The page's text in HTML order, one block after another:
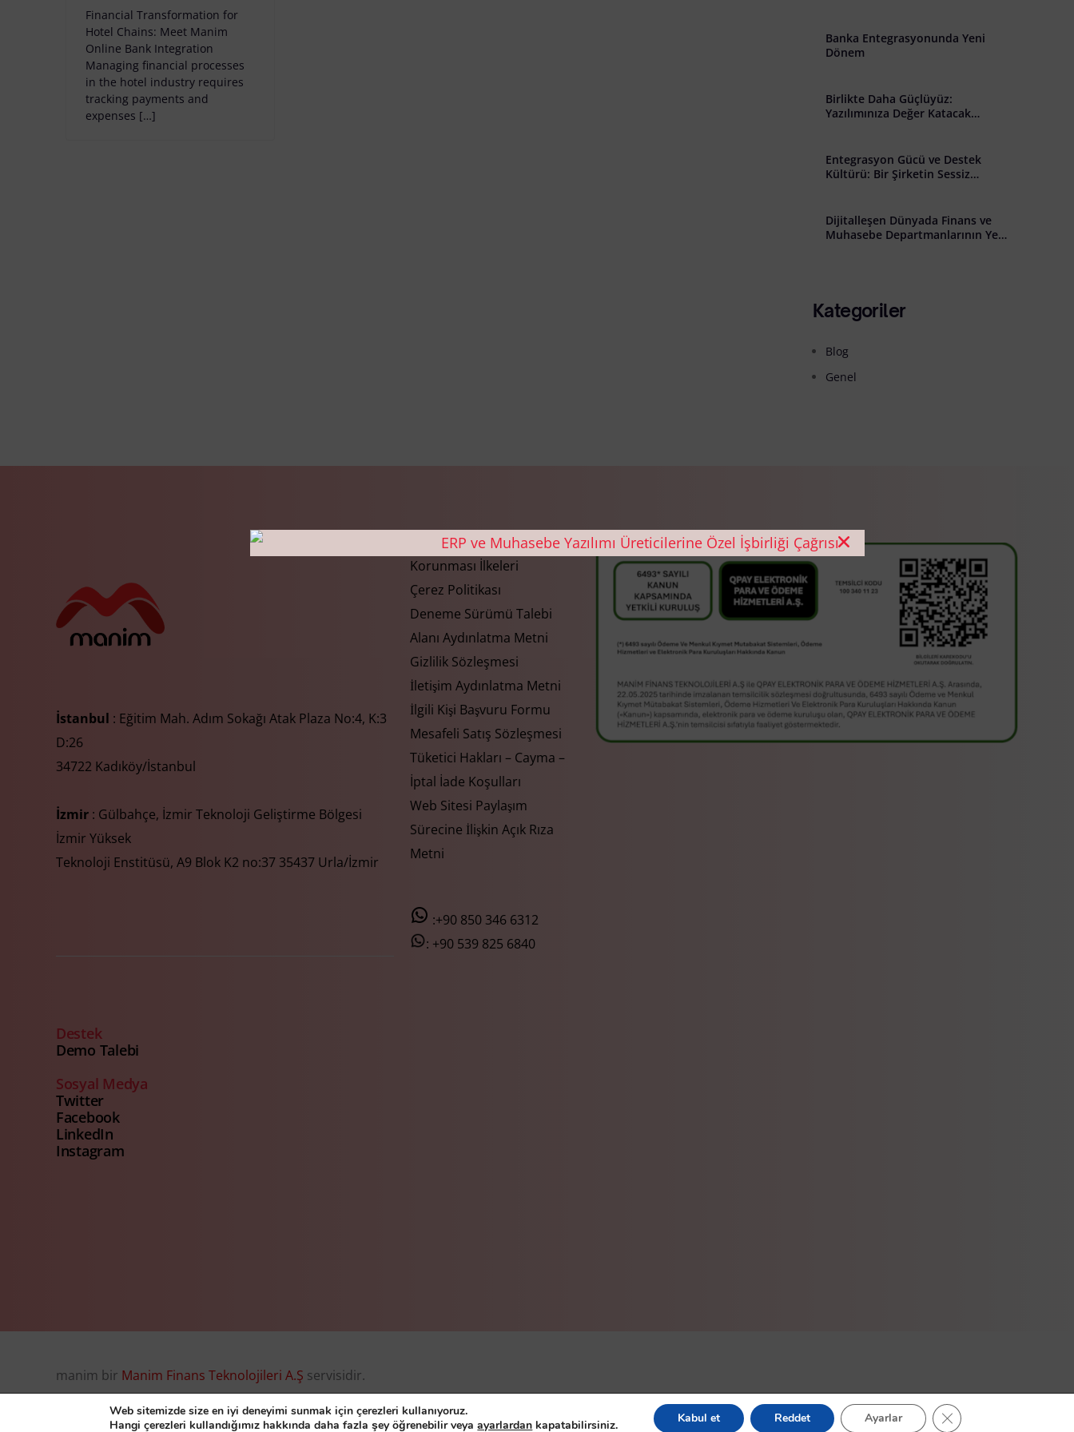
Financial Transformation for
Hotel Chains: Meet Manim
Online Bank Integration
Managing financial processes
in the hotel industry requires
tracking payments and
expenses […]
Banka Entegrasyonunda Yeni
Dönem
Birlikte Daha Güçlüyüz:
Yazılımınıza Değer Katacak
Entegrasyon Gücü ve Destek
Kültürü: Bir Şirketin Sessiz
Dijitalleşen Dünyada Finans ve
Muhasebe Departmanlarının Yeni
Kategoriler
Blog
Genel
İstanbul : Eğitim Mah. Adım Sokağı Atak Plaza No:4, K:3
D:26
34722 Kadıköy/İstanbul
İzmir : Gülbahçe, İzmir Teknoloji Geliştirme Bölgesi
İzmir Yüksek
Teknoloji Enstitüsü, A9 Blok K2 no:37 35437 Urla/İzmir
Destek
Demo Talebi
Sosyal Medya
Twitter
Facebook
LinkedIn
Instagram
Gizlilik ve Kişisel Verilerin
Korunması İlkeleri
Çerez Politikası
Deneme Sürümü Talebi
Alanı Aydınlatma Metni
Gizlilik Sözleşmesi
İletişim Aydınlatma Metni
İlgili Kişi Başvuru Formu
Mesafeli Satış Sözleşmesi
Tüketici Hakları – Cayma –
İptal İade Koşulları
Web Sitesi Paylaşım
Sürecine İlişkin Açık Rıza
Metni
:+90 850 346 6312
: +90 539 825 6840
manim bir Manim Finans Teknolojileri A.Ş servisidir.
© Manim Finans Teknolojileri A.Ş. 2026, all right reserved
Web sitemizde size en iyi deneyimi sunmak için çerezleri kullanıyoruz.
Hangi çerezleri kullandığımız hakkında daha fazla şey öğrenebilir veyaayarlardan kapatabilirsiniz. Kabul et Reddet Ayarlar GDPR çerez şeridini